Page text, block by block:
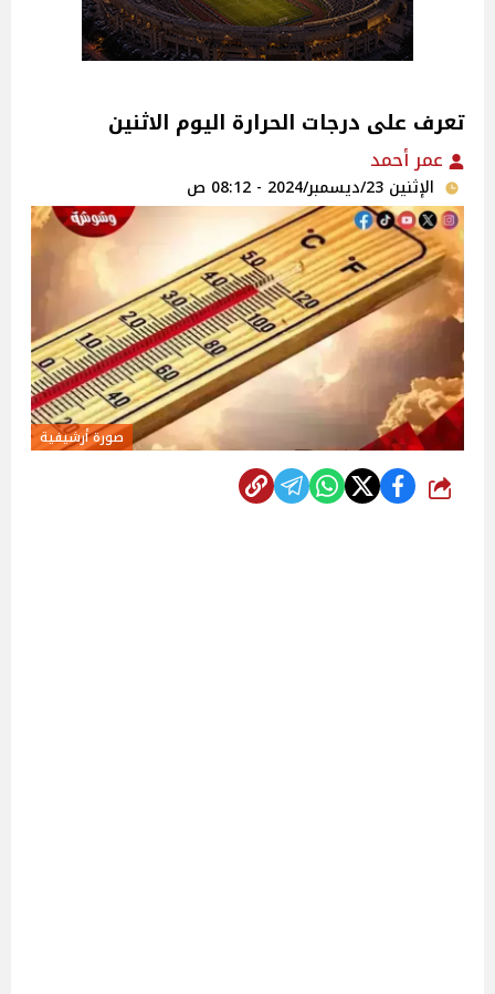
تعرف على درجات الحرارة اليوم الاثنين
عمر أحمد
الإثنين 23/ديسمبر/2024 - 08:12 ص
صورة أرشيفية
شارك